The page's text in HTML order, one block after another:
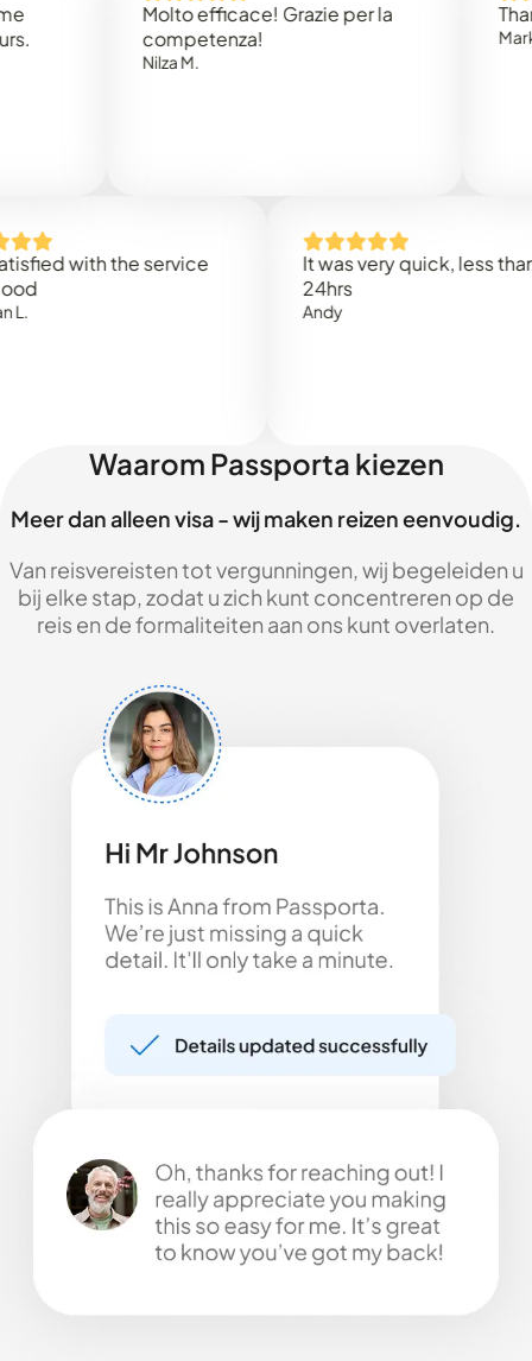
Molto efficace! Grazie per la
competenza!
Thank
Mark N.
with the service
It was very quick, less than
Waarom Passporta kiezen
Meer dan alleen visa - wij maken reizen eenvoudig.
Van reisvereisten tot vergunningen, wij begeleiden u
bij elke stap, zodat u zich kunt concentreren op de
reis en de formaliteiten aan ons kunt overlaten.